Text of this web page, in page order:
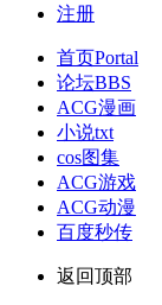
注册
首页Portal
论坛BBS
ACG漫画
小说txt
cos图集
ACG游戏
ACG动漫
百度秒传
返回顶部